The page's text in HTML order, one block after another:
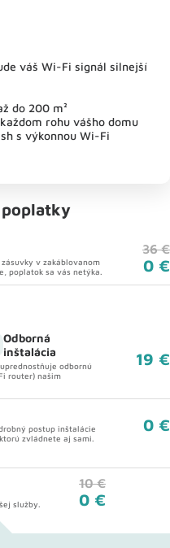
váš Wi-Fi signál silnejší
do 200 m²
rohu vášho domu
s výkonnou Wi-Fi
v zakáblovanom
poplatok sa vás netýka.
36 €
0 €
Odborná
inštalácia
odbornú
router) našim
19 €
postup inštalácie
zvládnete aj sami.
0 €
služby.
10 €
0 €